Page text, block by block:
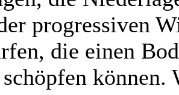
progressiven
die einen
können.